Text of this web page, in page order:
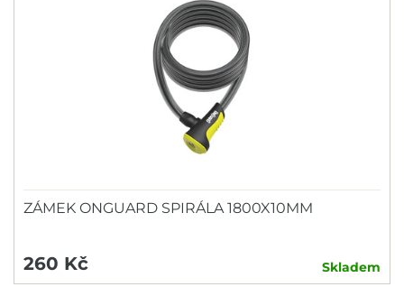
ZÁMEK ONGUARD SPIRÁLA 1800X10MM
260 Kč Skladem